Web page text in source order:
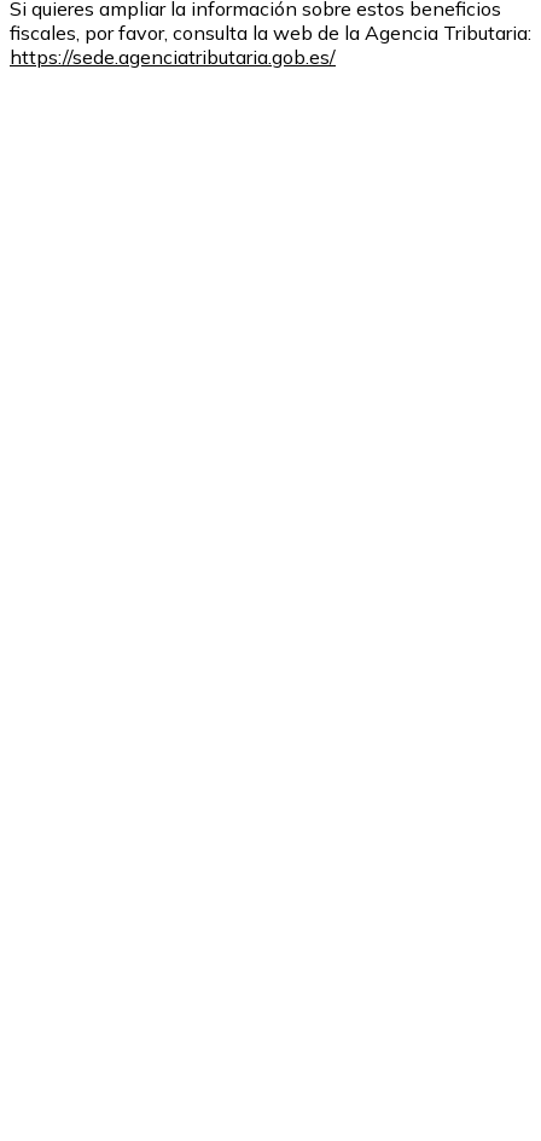
Si quieres ampliar la información sobre estos beneficios
fiscales, por favor, consulta la web de la Agencia Tributaria:
https://sede.agenciatributaria.gob.es/